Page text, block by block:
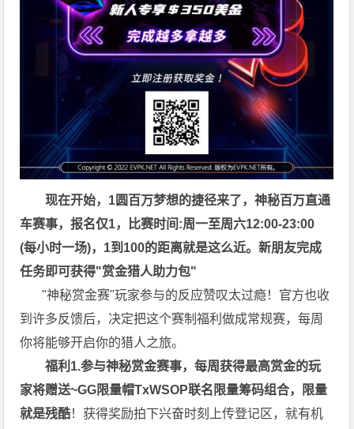
现在开始，1圆百万梦想的捷径来了，神秘百万直通
车赛事，报名仅1，比赛时间:周一至周六12:00-23:00
(每小时一场)，1到100的距离就是这么近。新朋友完成
任务即可获得"赏金猎人助力包"
"神秘赏金赛"玩家参与的反应赞叹太过瘾！官方也收
到许多反馈后，决定把这个赛制福利做成常规赛，每周
你将能够开启你的猎人之旅。
福利1.参与神秘赏金赛事，每周获得最高赏金的玩
家将赠送~GG限量帽TxWSOP联名限量筹码组合，限量
就是残酷！获得奖励拍下兴奋时刻上传登记区，就有机